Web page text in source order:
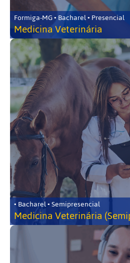
Formiga-MG • Bacharel • Presencial
Medicina Veterinária
• Bacharel • Semipresencial
Medicina Veterinária